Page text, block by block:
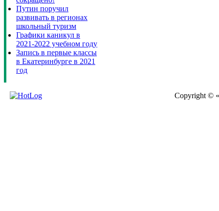
Путин поручил
развивать в регионах
школьный туризм
Графики каникул в
2021-2022 учебном году
Запись в первые классы
в Екатеринбурге в 2021
год
Copyright ©